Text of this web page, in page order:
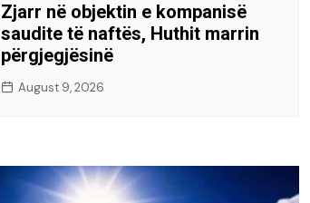
Zjarr në objektin e kompanisë
saudite të naftës, Huthit marrin
përgjegjësinë
August 9, 2026